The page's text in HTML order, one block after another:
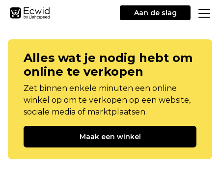
Aan de slag
Alles wat je nodig hebt om
online te verkopen
Zet binnen enkele minuten een online
winkel op om te verkopen op een website,
sociale media of marktplaatsen.
Maak een winkel